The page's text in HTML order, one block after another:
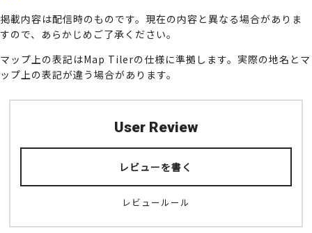
掲載内容は配信時のものです。現在の内容と異なる場合がありま
すので、あらかじめご了承ください。
マップ上の表記はMap Tilerの仕様に準拠します。実際の地名とマ
ップ上の表記が違う場合があります。
User Review
レビューを書く
レビュールール